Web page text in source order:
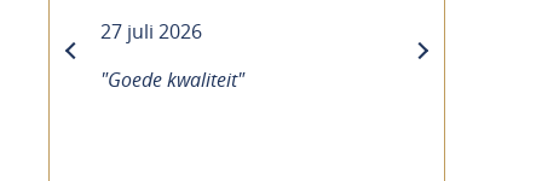
27 juli 2026
"Goede kwaliteit"
next